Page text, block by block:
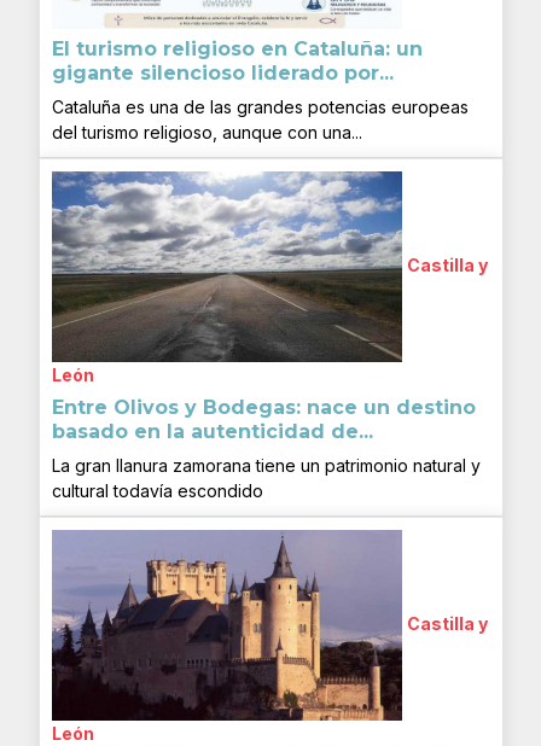
El turismo religioso en Cataluña: un
gigante silencioso liderado por...
Cataluña es una de las grandes potencias europeas
del turismo religioso, aunque con una...
Castilla y
León
Entre Olivos y Bodegas: nace un destino
basado en la autenticidad de...
La gran llanura zamorana tiene un patrimonio natural y
cultural todavía escondido
Castilla y
León